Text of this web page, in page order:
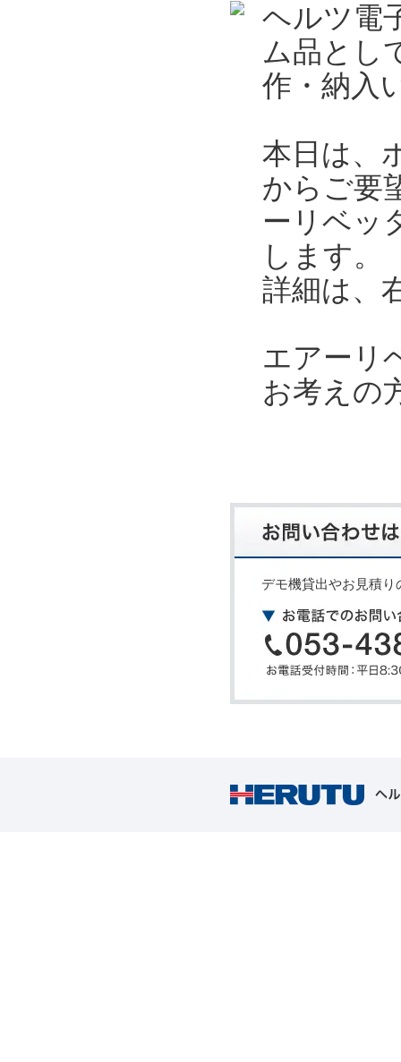
ヘルツ電
ム品とし
作・納入
本日は、
からご要
ーリベッ
します。
詳細は、
エアーリ
お考えの
デモ機貸出やお見積